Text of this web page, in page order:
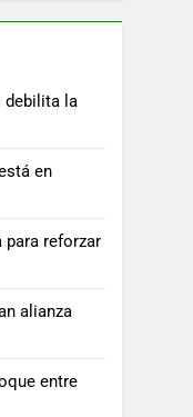
debilita la
en
para reforzar
alianza
entre